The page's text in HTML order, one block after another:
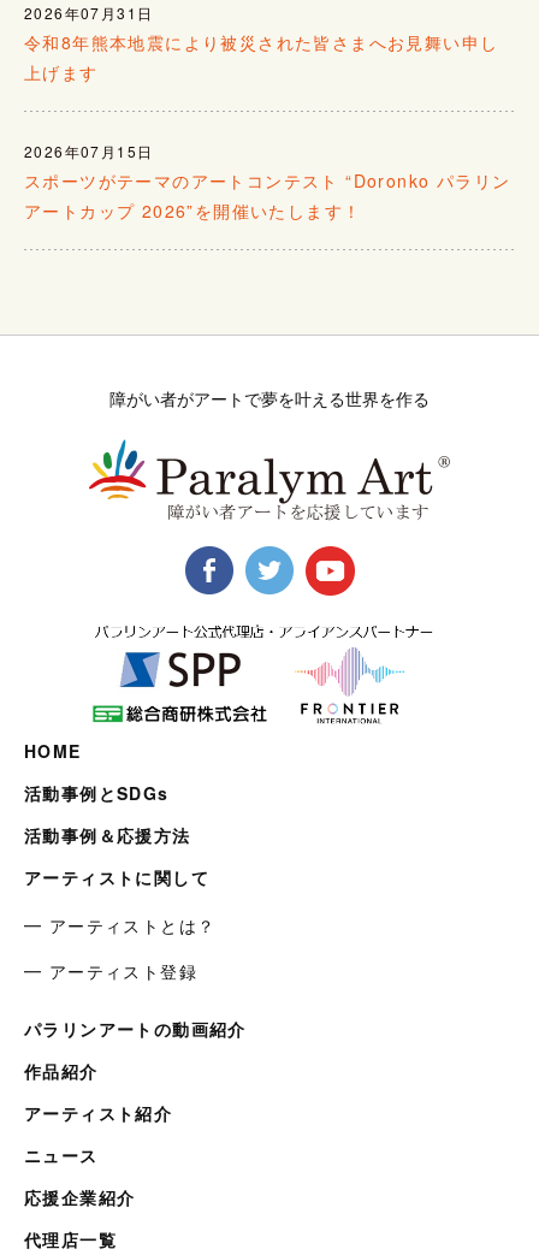
2026年07月31日
令和8年熊本地震により被災された皆さまへお見舞い申し
上げます
2026年07月15日
スポーツがテーマのアートコンテスト “Doronko パラリン
アートカップ 2026”を開催いたします！
障がい者がアートで夢を叶える世界を作る
HOME
活動事例とSDGs
活動事例＆応援方法
アーティストに関して
━ アーティストとは？
━ アーティスト登録
パラリンアートの動画紹介
作品紹介
アーティスト紹介
ニュース
応援企業紹介
代理店一覧